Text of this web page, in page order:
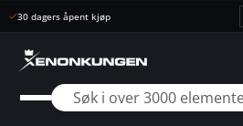
Rask levering